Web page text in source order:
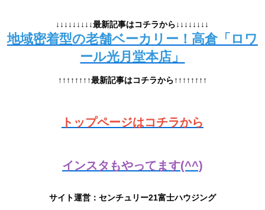
↓↓↓↓↓↓↓↓↓最新記事はコチラから↓↓↓↓↓↓↓↓
地域密着型の老舗ベーカリー！高倉「ロワ
ール光月堂本店」
↑↑↑↑↑↑↑↑最新記事はコチラから↑↑↑↑↑↑↑↑
トップページはコチラから
インスタもやってます(^^)
サイト運営：センチュリー21富士ハウジング